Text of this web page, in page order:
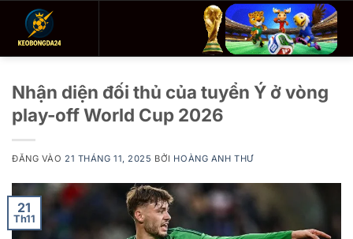
Nhận diện đối thủ của tuyển Ý ở vòng
play-off World Cup 2026
ĐĂNG VÀO21 THÁNG 11, 2025 BỞI HOÀNG ANH THƯ
21
Th11